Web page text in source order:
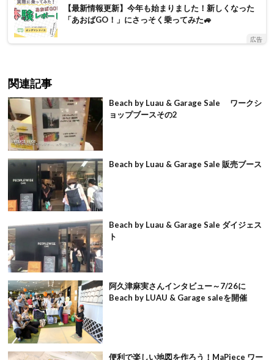
【最新情報更新】今年も始まりました！新しくなった
「あおばGO！」にさっそく乗ってみた🚙
広告
関連記事
Beach by Luau & Garage Sale ワークシ
ョップブースその2
Beach by Luau & Garage Sale 販売ブース
Beach by Luau & Garage Sale ダイジェス
ト
阿久津麻実さんインタビュー～7/26に
Beach by LUAU & Garage saleを開催
便利で楽しい地図を作ろう！MaPiece ワー